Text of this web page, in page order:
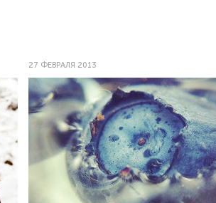
27 ФЕВРАЛЯ 2013